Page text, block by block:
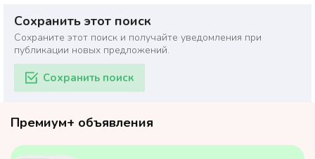
Сохранить этот поиск
Сохраните этот поиск и получайте уведомления при
публикации новых предложений.
Сохранить поиск
Премиум+ объявления